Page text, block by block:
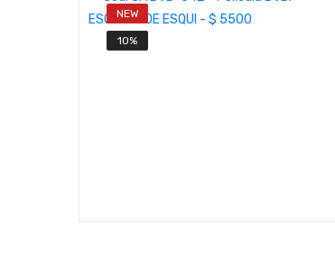
NEW
10%